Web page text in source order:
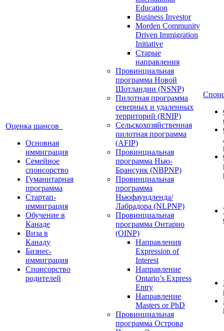
Оценка шансов
Основная
иммиграция
Семейное
спонсорство
Гуманитарная
программа
Стартап-
иммиграция
Обучение в
Канаде
Виза в
Канаду
Бизнес-
иммиграция
Спонсорство
родителей
Education
Business Investor
Morden Community
Driven Immigration
Initiative
Старые
направления
Провинциальная
программа Новой
Шотландии (NSNP)
Пилотная программа
северных и удаленных
территорий (RNIP)
Сельскохозяйственная
пилотная программа
(AFIP)
Провинциальная
программа Нью-
Брансуик (NBPNP)
Провинциальная
программа
Ньюфаундленда/
Лабрадора (NLPNP)
Провинциальная
программа Онтарио
(OINP)
Направления
Expression of
Interest
Направление
Ontario’s Express
Entry
Направление
Masters or PhD
Провинциальная
программа Острова